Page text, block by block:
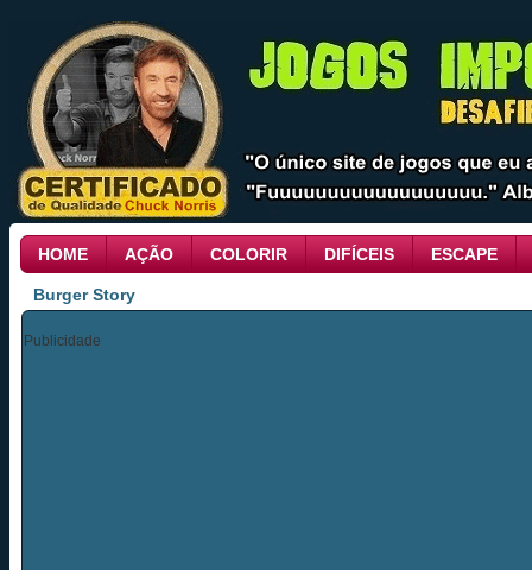
HOME AÇÃO COLORIR DIFÍCEIS ESCAPE
Burger Story
Publicidade